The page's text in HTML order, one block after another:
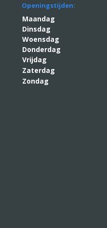
Openingstijden:
Maandag
Dinsdag
Woensdag
Donderdag
Vrijdag
Zaterdag
Zondag